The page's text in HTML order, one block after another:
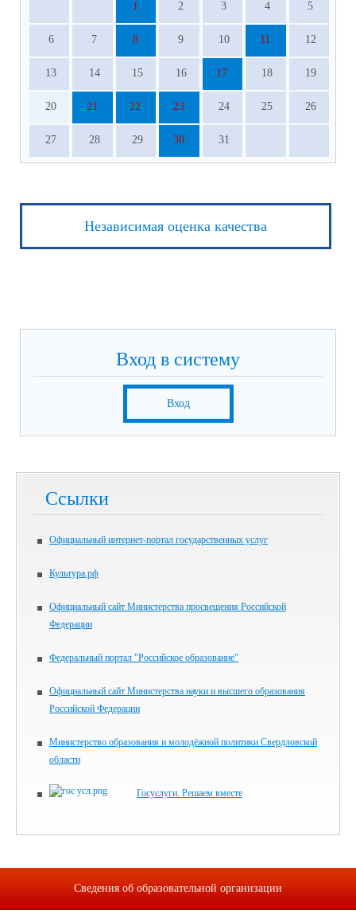
1 2 3 4 5
6 7 8 9 10 11 12
13 14 15 16 17 18 19
20 21 22 23 24 25 26
27 28 29 30 31
Независимая оценка качества
Вход в систему
Вход
Ссылки
Официальный интернет-портал государственных услуг
Культура.рф
Официальный сайт Министерства просвещения Российской
Федерации
Федеральный портал "Российское образование"
Официальный сайт Министерства науки и высшего образования
Российской Федерации
Министерство образования и молодёжной политики Свердловской
области
Госуслуги. Решаем вместе
Сведения об образовательной организации